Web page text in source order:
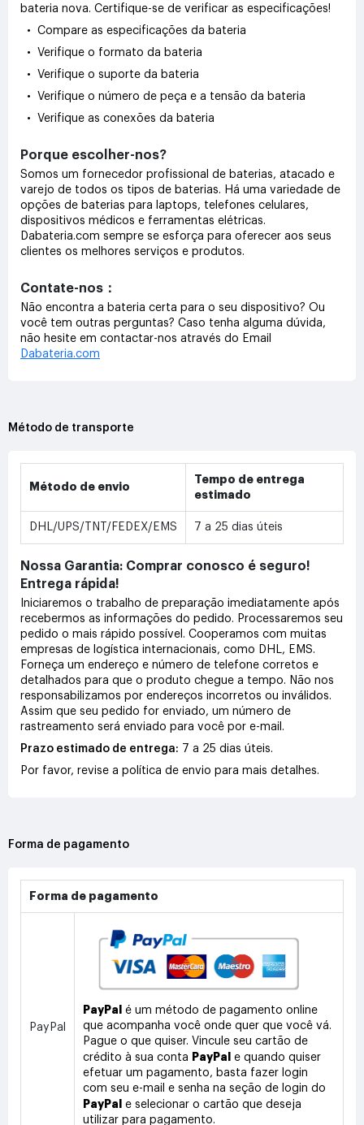
bateria nova. Certifique-se de verificar as especificações!
• Compare as especificações da bateria
• Verifique o formato da bateria
• Verifique o suporte da bateria
• Verifique o número de peça e a tensão da bateria
• Verifique as conexões da bateria
Porque escolher-nos?
Somos um fornecedor profissional de baterias, atacado e
varejo de todos os tipos de baterias. Há uma variedade de
opções de baterias para laptops, telefones celulares,
dispositivos médicos e ferramentas elétricas.
Dabateria.com sempre se esforça para oferecer aos seus
clientes os melhores serviços e produtos.
Contate-nos：
Não encontra a bateria certa para o seu dispositivo? Ou
você tem outras perguntas? Caso tenha alguma dúvida,
não hesite em contactar-nos através do Email
Dabateria.com
Método de transporte
Método de envio
Tempo de entrega
estimado
DHL/UPS/TNT/FEDEX/EMS 7 a 25 dias úteis
Nossa Garantia: Comprar conosco é seguro!
Entrega rápida!
Iniciaremos o trabalho de preparação imediatamente após
recebermos as informações do pedido. Processaremos seu
pedido o mais rápido possível. Cooperamos com muitas
empresas de logística internacionais, como DHL, EMS.
Forneça um endereço e número de telefone corretos e
detalhados para que o produto chegue a tempo. Não nos
responsabilizamos por endereços incorretos ou inválidos.
Assim que seu pedido for enviado, um número de
rastreamento será enviado para você por e-mail.
Prazo estimado de entrega: 7 a 25 dias úteis.
Por favor, revise a política de envio para mais detalhes.
Forma de pagamento
Forma de pagamento
PayPal
PayPal
é um método de pagamento online
que acompanha você onde quer que você vá.
Pague o que quiser. Vincule seu cartão de
crédito à sua conta PayPal
e quando quiser
efetuar um pagamento, basta fazer login
com seu e-mail e senha na seção de login do
PayPal
e selecionar o cartão que deseja
utilizar para pagamento.